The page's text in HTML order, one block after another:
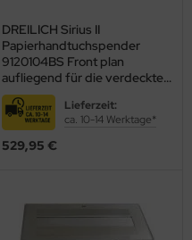
DREILICH Sirius II
Papierhandtuchspender
9120104BS Front plan
aufliegend für die verdeckte
Untertischmontage mit
Zylinderschloss
(2002040053)
Lieferzeit:
ca. 10-14 Werktage*
529,95 €